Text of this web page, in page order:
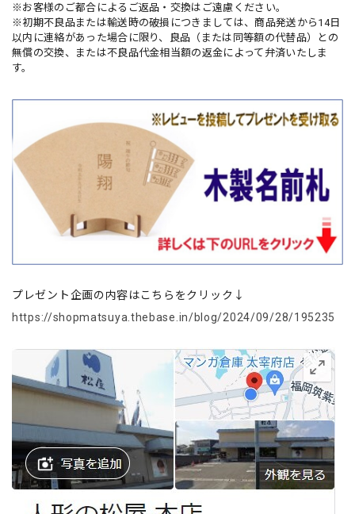
※お客様のご都合によるご返品・交換はご遠慮ください。
※初期不良品または輸送時の破損につきましては、商品発送から14日
以内に連絡があった場合に限り、良品（または同等額の代替品）との
無償の交換、または不良品代金相当額の返金によって弁済いたしま
す。
プレゼント企画の内容はこちらをクリック↓
https://shopmatsuya.thebase.in/blog/2024/09/28/195235